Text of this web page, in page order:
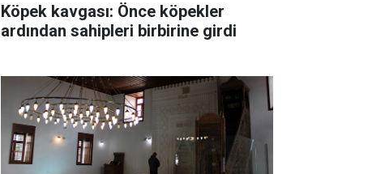
Köpek kavgası: Önce köpekler
ardından sahipleri birbirine girdi